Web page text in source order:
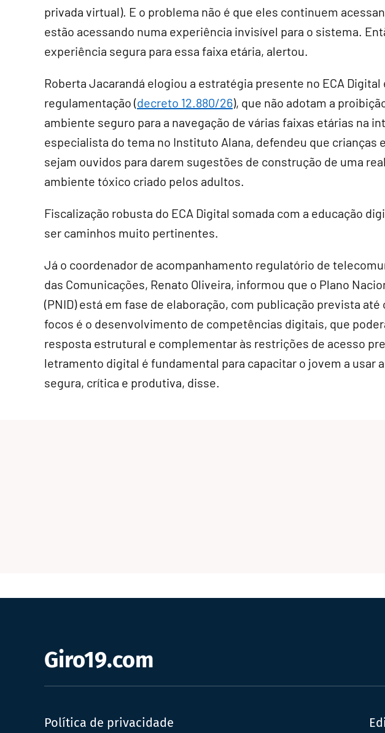
privada virtual). E o problema não é que eles continuem
estão acessando numa experiência invisível para o sistema.
experiência segura para essa faixa etária, alertou.
Roberta Jacarandá elogiou a estratégia presente no ECA
regulamentação (decreto 12.880/26), que não adotam a
ambiente seguro para a navegação de várias faixas etárias na
especialista do tema no Instituto Alana, defendeu que crianças
sejam ouvidos para darem sugestões de construção de uma
ambiente tóxico criado pelos adultos.
Fiscalização robusta do ECA Digital somada com a educação
ser caminhos muito pertinentes.
Já o coordenador de acompanhamento regulatório de
das Comunicações, Renato Oliveira, informou que o Plano
(PNID) está em fase de elaboração, com publicação prevista até
focos é o desenvolvimento de competências digitais, que
resposta estrutural e complementar às restrições de acesso
letramento digital é fundamental para capacitar o jovem a usar
segura, crítica e produtiva, disse.
Giro19.com
Política de privacidade